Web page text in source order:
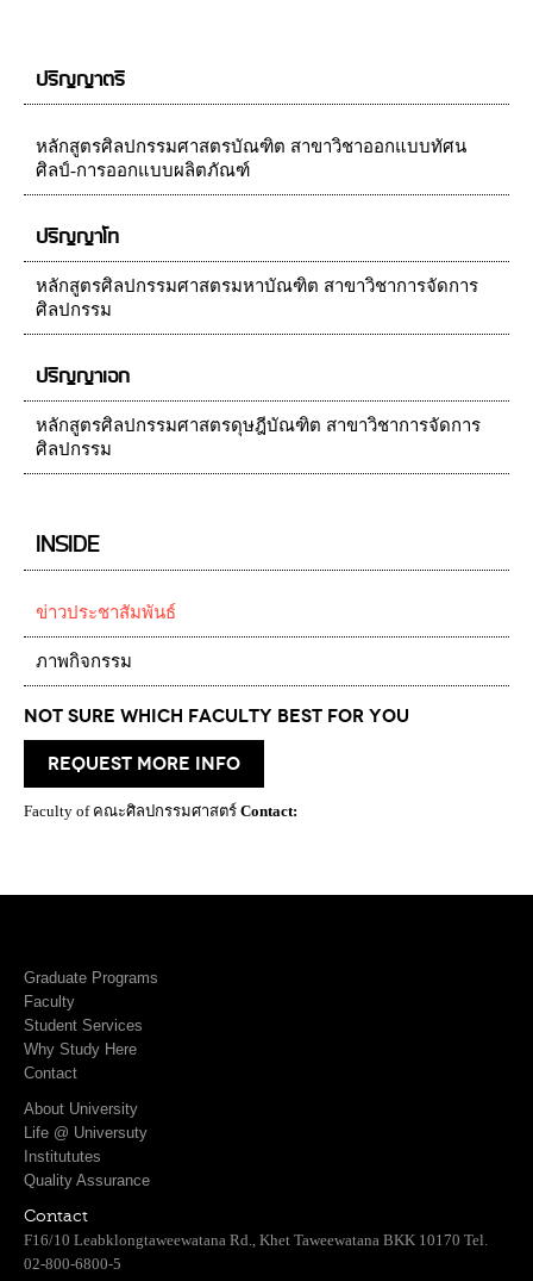
ปริญญาตรี
หลักสูตรศิลปกรรมศาสตรบัณฑิต สาขาวิชาออกแบบทัศน
ศิลป์-การออกแบบผลิตภัณฑ์
ปริญญาโท
หลักสูตรศิลปกรรมศาสตรมหาบัณฑิต สาขาวิชาการจัดการ
ศิลปกรรม
ปริญญาเอก
หลักสูตรศิลปกรรมศาสตรดุษฎีบัณฑิต สาขาวิชาการจัดการ
ศิลปกรรม
INSIDE
ข่าวประชาสัมพันธ์
ภาพกิจกรรม
Not Sure which Faculty best for you
request more info
Faculty of คณะศิลปกรรมศาสตร์ Contact:
Graduate Programs
Faculty
Student Services
Why Study Here
Contact
About University
Life @ Universuty
Institututes
Quality Assurance
Contact
F16/10 Leabklongtaweewatana Rd., Khet Taweewatana BKK 10170 Tel.
02-800-6800-5